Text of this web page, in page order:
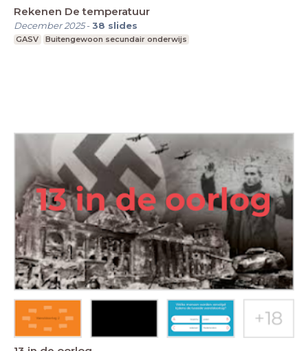
Rekenen De temperatuur
December 2025-38 slides
GASV Buitengewoon secundair onderwijs